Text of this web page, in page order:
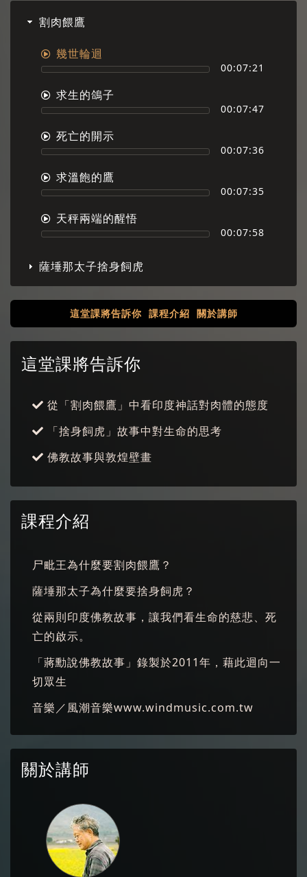
割肉餵鷹
幾世輪迴
00:07:21
求生的鴿子
00:07:47
死亡的開示
00:07:36
求溫飽的鷹
00:07:35
天秤兩端的醒悟
00:07:58
薩埵那太子捨身飼虎
這堂課將告訴你 課程介紹 關於講師
這堂課將告訴你
從「割肉餵鷹」中看印度神話對肉體的態度
「捨身飼虎」故事中對生命的思考
佛教故事與敦煌壁畫
課程介紹
尸毗王為什麼要割肉餵鷹？
薩埵那太子為什麼要捨身飼虎？
從兩則印度佛教故事，讓我們看生命的慈悲、死
亡的啟示。
「蔣勳說佛教故事」錄製於2011年，藉此迴向一
切眾生
音樂／風潮音樂www.windmusic.com.tw
關於講師